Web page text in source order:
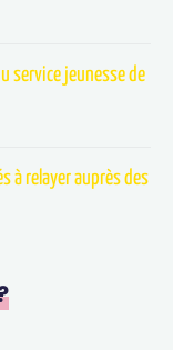
service jeunesse de
à relayer auprès des